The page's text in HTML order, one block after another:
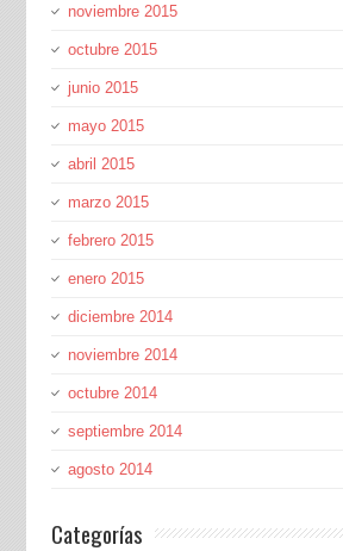
noviembre 2015
octubre 2015
junio 2015
mayo 2015
abril 2015
marzo 2015
febrero 2015
enero 2015
diciembre 2014
noviembre 2014
octubre 2014
septiembre 2014
agosto 2014
Categorías